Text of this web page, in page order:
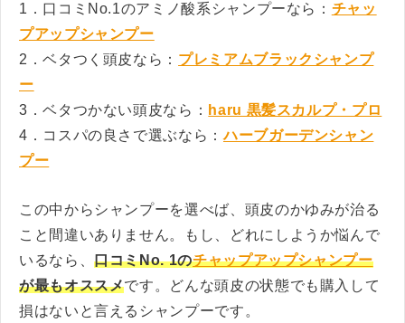
1．口コミNo.1のアミノ酸系シャンプーなら： チャッ
プアップシャンプー
2．ベタつく頭皮なら： プレミアムブラックシャンプ
ー
3．ベタつかない頭皮なら： haru 黒髪スカルプ・プロ
4．コスパの良さで選ぶなら：ハーブガーデンシャン
プー
この中からシャンプーを選べば、頭皮のかゆみが治る
こと間違いありません。もし、どれにしようか悩んで
いるなら、口コミNo. 1のチャップアップシャンプー
が最もオススメです。どんな頭皮の状態でも購入して
損はないと言えるシャンプーです。